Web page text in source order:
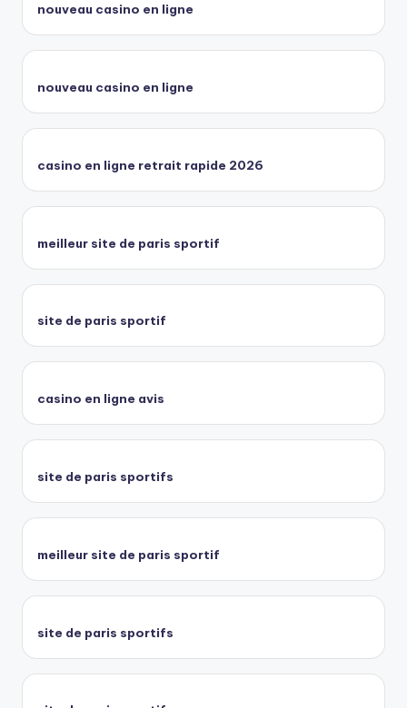
nouveau casino en ligne
nouveau casino en ligne
casino en ligne retrait rapide 2026
meilleur site de paris sportif
site de paris sportif
casino en ligne avis
site de paris sportifs
meilleur site de paris sportif
site de paris sportifs